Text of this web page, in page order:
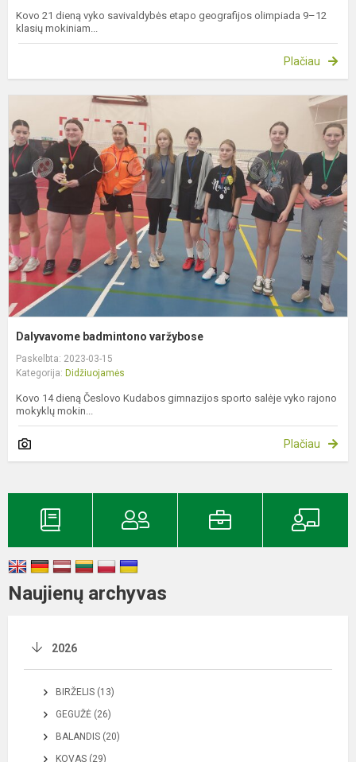
Kovo 21 dieną vyko savivaldybės etapo geografijos olimpiada 9–12
klasių mokiniam...
Plačiau
Dalyvavome badmintono varžybose
Paskelbta: 2023-03-15
Kategorija: Didžiuojamės
Kovo 14 dieną Česlovo Kudabos gimnazijos sporto salėje vyko rajono
mokyklų mokin...
Plačiau
Naujienų archyvas
2026
BIRŽELIS (13)
GEGUŽĖ (26)
BALANDIS (20)
KOVAS (29)